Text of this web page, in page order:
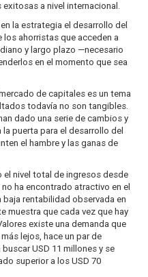
a nivel internacional.
la estrategia el desarrollo del
ahorristas que acceden a
y largo plazo —necesario
en el momento que sea
de capitales es un tema
todavía no son tangibles.
dado una serie de cambios y
puerta para el desarrollo del
el hambre y las ganas de
el nivel total de ingresos desde
ha encontrado atractivo en el
rentabilidad observada en
muestra que cada vez que hay
existe una demanda que
lejos, hace un par de
USD 11 millones y se
superior a los USD 70